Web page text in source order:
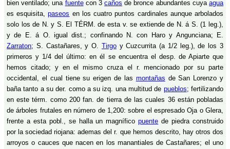
bien ventilado; una fuentecon 3caños de bronce abundantes cuyaagua
es esquisita,paseos en los cuatro puntos cardinales aunque arbolados
solo los de N. y S. El TÉRM. de esta v. se extiende de N. á S. (1 leg.),
y de E. á O. igual dist.; confinando N. con Haro y Angunciana; E.
Zarraton; S. Castañares, y O. Tirgoy Cuzcurrita (a 1/2 leg.), de los 3
primeros y 1/4 del último: en él se encuentra el desp. de Apiarte que
hemos citado; y en el mismo cruza el r. mencionado por su parte
occidental, el cual tiene su erigen de las montañas de San Lorenzo y
baña tanto a su der. como a su izq. una multitud de pueblos; fertilizando
en este térm. como 200 fan. de tierra de las cuales 36 están pobladas
de árboles frutales en número de 1,200: sobre el espresado Oja o Glera,
frente a esta pobl., se halla un magníficopuente de piedra construido
por la sociedad riojana: ademas del r. que hemos descrito, hay otros dos
arroyos o cauces que nacen en los manantiales de Castañares; el uno